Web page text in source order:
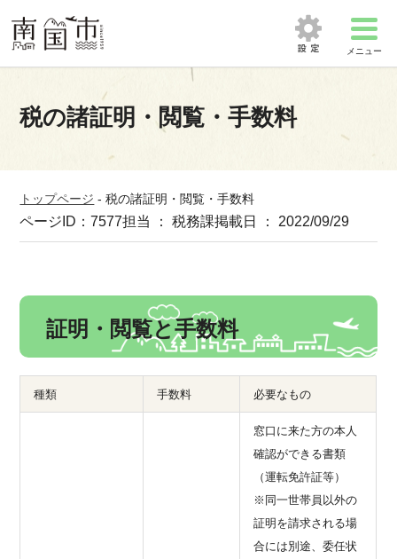
メニュー
税の諸証明・閲覧・手数料
トップページ -税の諸証明・閲覧・手数料
ページID：7577担当 ： 税務課掲載日 ： 2022/09/29
証明・閲覧と手数料
種類 手数料 必要なもの
窓口に来た方の本人
確認ができる書類
（運転免許証等）
※同一世帯員以外の
証明を請求される場
合には別途、委任状